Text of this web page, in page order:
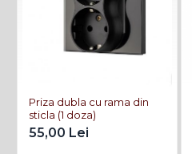
Priza dubla cu rama din
sticla (1 doza)
55,00 Lei